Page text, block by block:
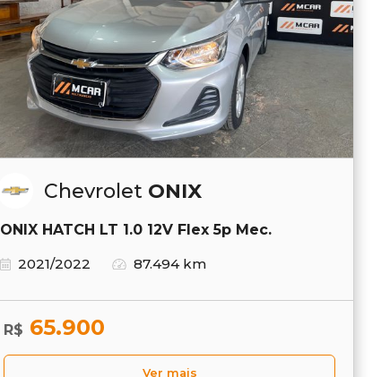
Chevrolet ONIX
ONIX HATCH LT 1.0 12V Flex 5p Mec.
2021/2022
87.494 km
R$ 65.900
Ver mais